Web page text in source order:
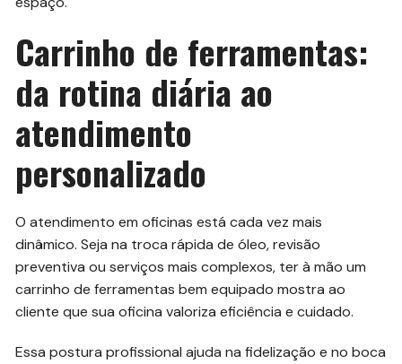
Carrinho de ferramentas:
da rotina diária ao
atendimento
personalizado
O atendimento em oficinas está cada vez mais
dinâmico. Seja na troca rápida de óleo, revisão
preventiva ou serviços mais complexos, ter à mão um
carrinho de ferramentas bem equipado mostra ao
cliente que sua oficina valoriza eficiência e cuidado.
Essa postura profissional ajuda na fidelização e no boca